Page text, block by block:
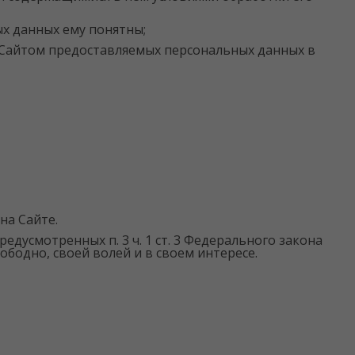
данных ему понятны;
предоставляемых персональных данных в
Сайте.
п. 3 ч. 1 ст. 3 Федерального закона
своей волей и в своем интересе.